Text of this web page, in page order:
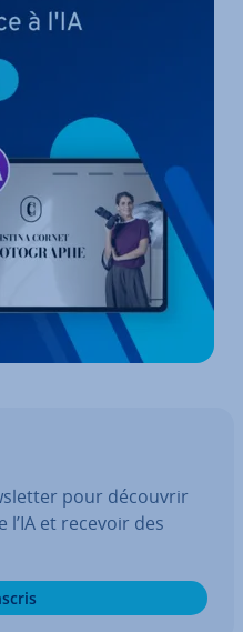
pour découvrir
et recevoir des